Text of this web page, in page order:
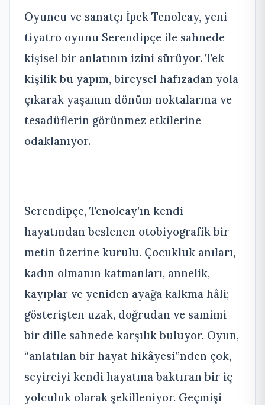
Oyuncu ve sanatçı İpek Tenolcay, yeni
tiyatro oyunu Serendipçe ile sahnede
kişisel bir anlatının izini sürüyor. Tek
kişilik bu yapım, bireysel hafızadan yola
çıkarak yaşamın dönüm noktalarına ve
tesadüflerin görünmez etkilerine
odaklanıyor.
Serendipçe, Tenolcay’ın kendi
hayatından beslenen otobiyografik bir
metin üzerine kurulu. Çocukluk anıları,
kadın olmanın katmanları, annelik,
kayıplar ve yeniden ayağa kalkma hâli;
gösterişten uzak, doğrudan ve samimi
bir dille sahnede karşılık buluyor. Oyun,
“anlatılan bir hayat hikâyesi”nden çok,
seyirciyi kendi hayatına baktıran bir iç
yolculuk olarak şekilleniyor. Geçmişi